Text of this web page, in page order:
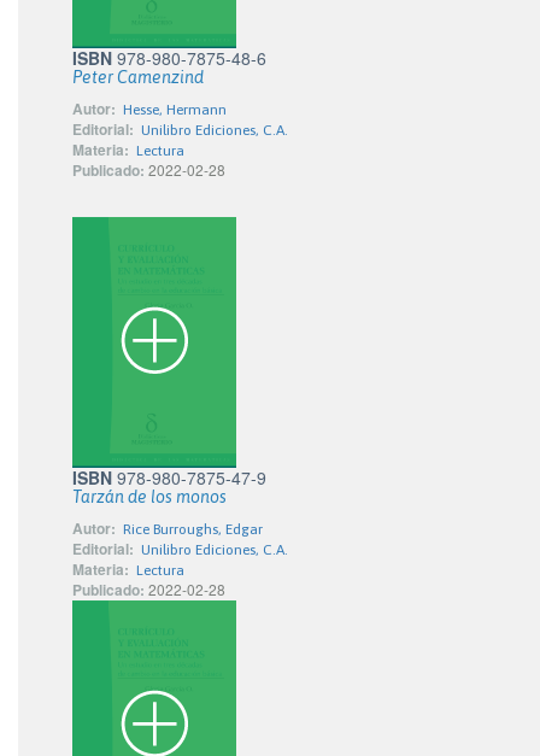
ISBN 978-980-7875-48-6
Peter Camenzind
Autor: Hesse, Hermann
Editorial: Unilibro Ediciones, C.A.
Materia: Lectura
Publicado: 2022-02-28
ISBN 978-980-7875-47-9
Tarzán de los monos
Autor: Rice Burroughs, Edgar
Editorial: Unilibro Ediciones, C.A.
Materia: Lectura
Publicado: 2022-02-28